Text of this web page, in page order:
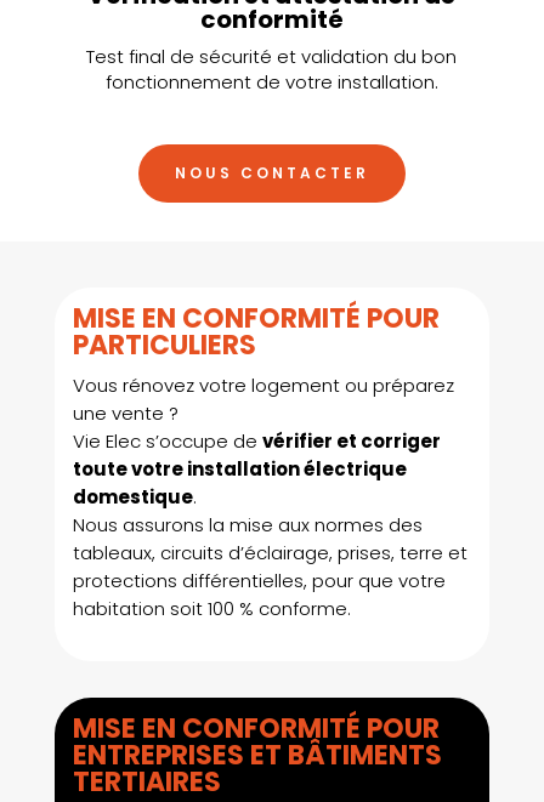
conformité
Test final de sécurité et validation du bon
fonctionnement de votre installation.
NOUS CONTACTER
MISE EN CONFORMITÉ POUR
PARTICULIERS
Vous rénovez votre logement ou préparez
une vente ?
Vie Elec s’occupe de vérifier et corriger
toute votre installation électrique
domestique.
Nous assurons la mise aux normes des
tableaux, circuits d’éclairage, prises, terre et
protections différentielles, pour que votre
habitation soit 100 % conforme.
MISE EN CONFORMITÉ POUR
ENTREPRISES ET BÂTIMENTS
TERTIAIRES